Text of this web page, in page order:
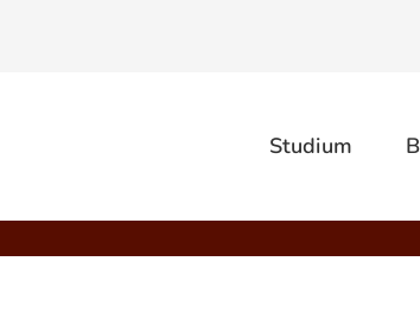
Studium